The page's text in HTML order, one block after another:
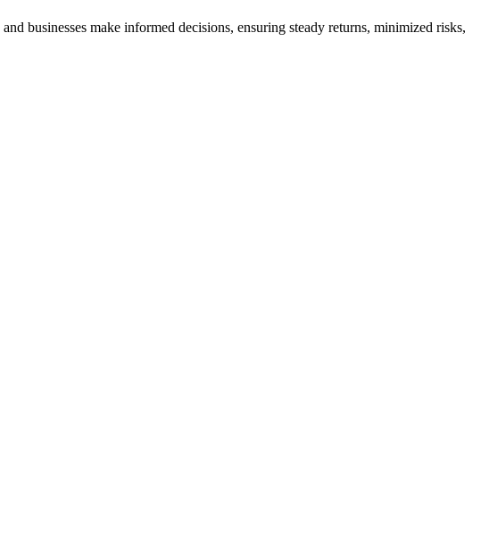
businesses make informed decisions, ensuring steady returns, minimized risks,